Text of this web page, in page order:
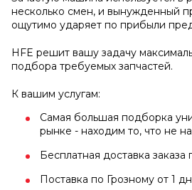
несколько смен, и вынужденный
ощутимо ударяет по прибыли
HFE решит вашу задачу
подбора требуемых запчастей.
К вашим услугам:
Самая большая подборка
рынке - находим то, что не
Бесплатная доставка заказа
Поставка по Грозному от 1